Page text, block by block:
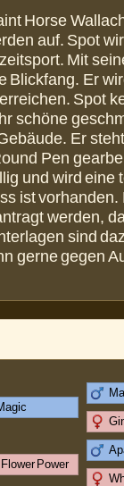
Horse
auf. Spot
Mit
Blickfang. Er
Spot
schöne
Er
Pen
und wird eine
ist vorhanden.
werden,
sind
gerne gegen
Power